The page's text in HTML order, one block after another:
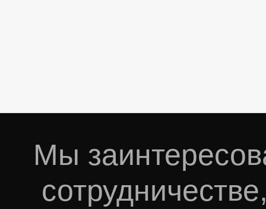
Мы